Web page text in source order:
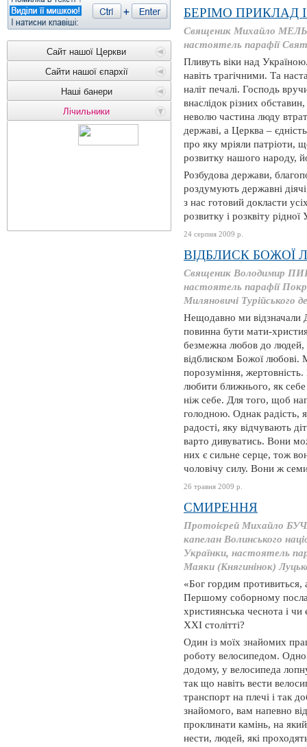
Сайт нашої Церкви
Сайти нашої єпархії
Наші банери
Лічильники
БЕРІМО ПРИКЛАД
Священик Михайло
настоятель парафії
Пливуть віки над
навіть трагічними. Та
наліт печалі. Господь
внаслідок різних
неволю частина люду
державі, а Церква –
про яку мріяли патріоти,
розвитку нашого народу,
Розбудова держави,
роздумують державні
з нас готовий докласти
розвитку і розквіту
24 серпня 2009 р.
ВІДБЛИСК БОЖОЇ
Священик Володимир
настоятель парафії
Миляновичі Турійського
Нещодавно ми відзначали
повинна бути мати-
безмежна любов до людей,
відблиском Божої любові.
порозуміння,
любити ближнього, як
ніж себе. Для того, щоб
голодною. Однак радість,
радості, яку відчувають
варто дивуватись. Вони
них є сильне серце, тож
чоловічу силу. Вони ж
26 травня 2009 р.
СМИРЕННЯ
Протоієрей Михайло
капелан Волинського
Українки, настоятель
Маяки (Княгинінок)
«Бог гордим противиться,
Першому соборному
християнська чеснота і
XXI столітті?
Один із моїх знайомих
роботу велосипедом.
додому, у велосипеда
так що навіть вести
транспорт на плечі і так
знайомого, вам напевно
проклинати камінь, на
нести, людей, які